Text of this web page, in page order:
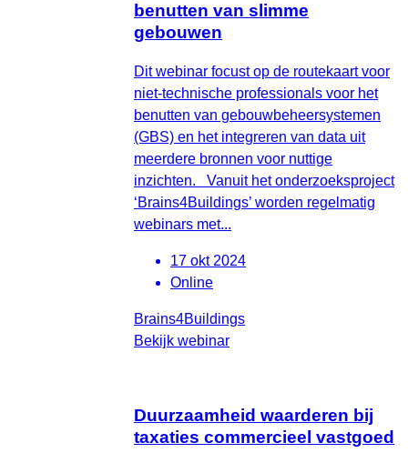
benutten van slimme
gebouwen
Dit webinar focust op de routekaart voor
niet-technische professionals voor het
benutten van gebouwbeheersystemen
(GBS) en het integreren van data uit
meerdere bronnen voor nuttige
inzichten. Vanuit het onderzoeksproject
‘Brains4Buildings’ worden regelmatig
webinars met...
17 okt 2024
Online
Brains4Buildings
Bekijk webinar
Duurzaamheid waarderen bij
taxaties commercieel vastgoed